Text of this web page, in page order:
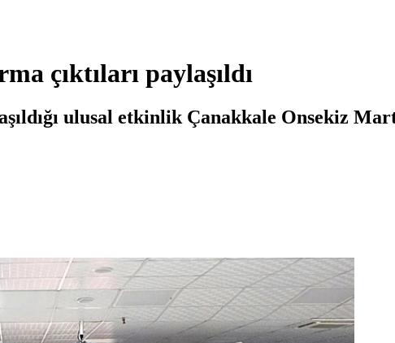
çıktıları paylaşıldı
ulusal etkinlik Çanakkale Onsekiz